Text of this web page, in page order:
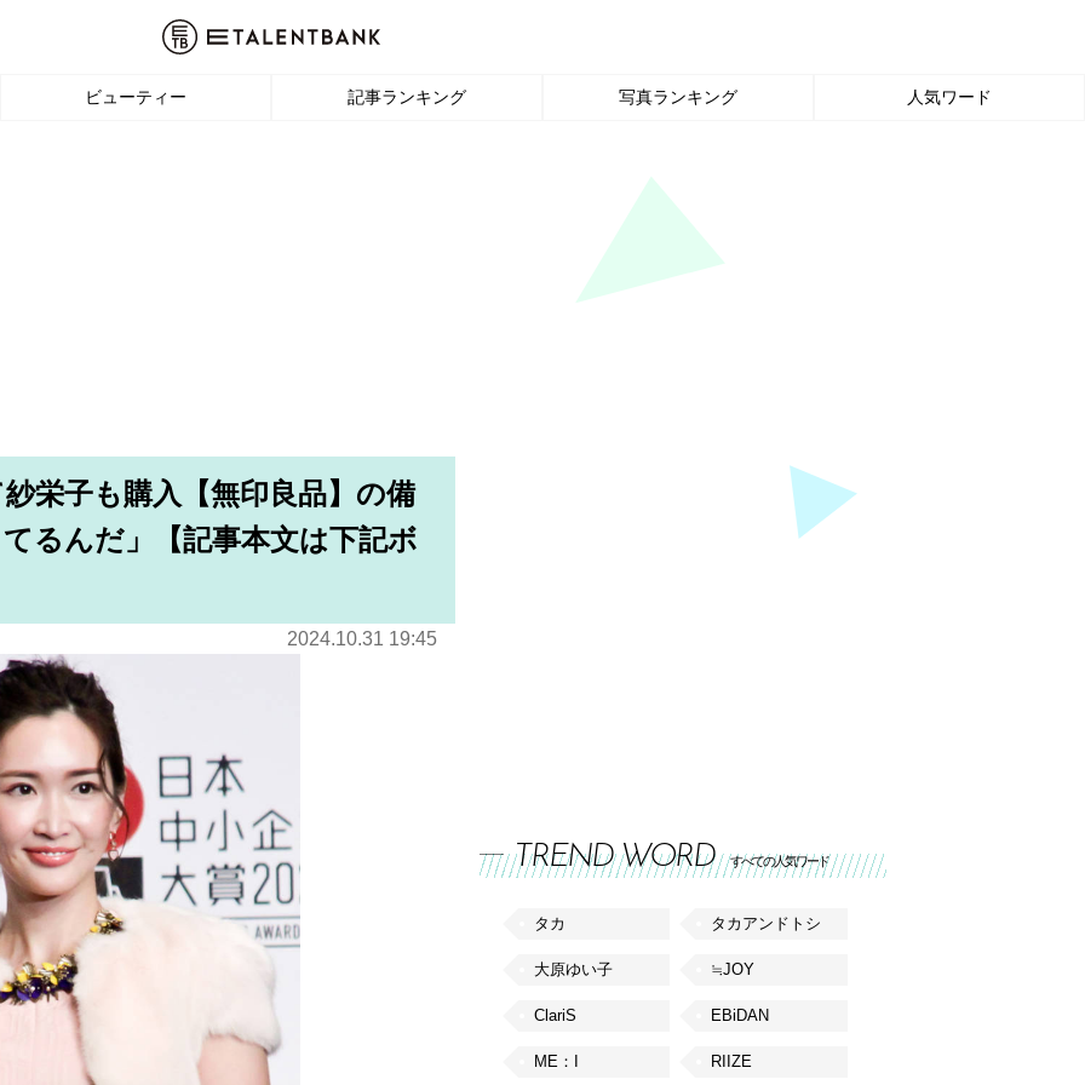
ビューティー 記事ランキング 写真ランキング 人気ワード
栄子も購入【無印良品】の備
るんだ」【記事本文は下記ボ
2024.10.31 19:45
TREND WORD すべての人気ワード
タカ タカアンドトシ
大原ゆい子 ≒JOY
ClariS EBiDAN
ME：I RIIZE